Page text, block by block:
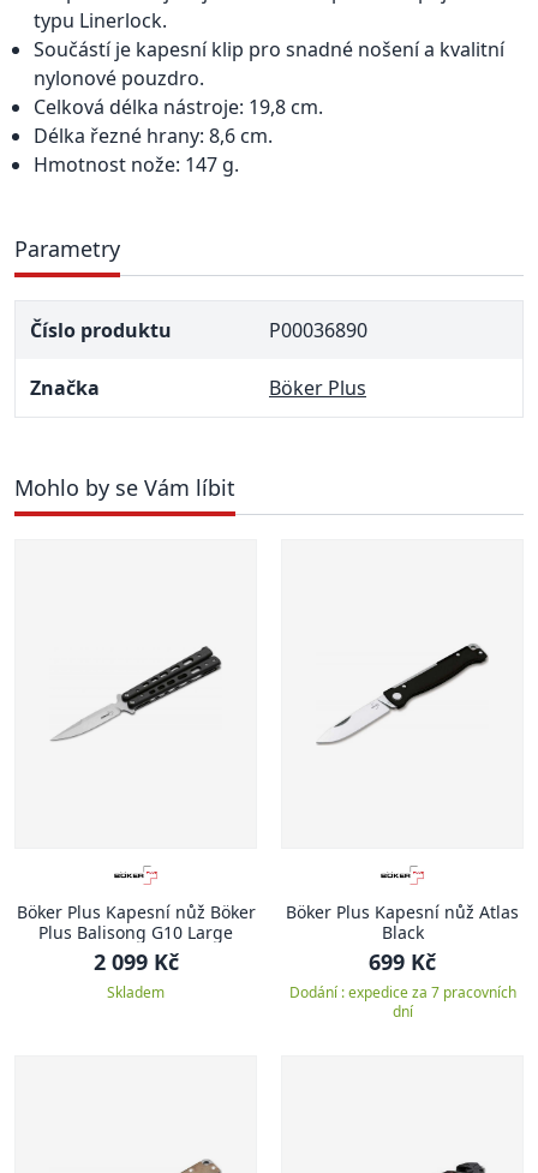
typu Linerlock.
Součástí je kapesní klip pro snadné nošení a kvalitní
nylonové pouzdro.
Celková délka nástroje: 19,8 cm.
Délka řezné hrany: 8,6 cm.
Hmotnost nože: 147 g.
Parametry
Číslo produktu P00036890
Značka Böker Plus
Mohlo by se Vám líbit
Böker Plus Kapesní nůž Böker
Plus Balisong G10 Large
2 099 Kč
Skladem
Böker Plus Kapesní nůž Atlas
Black
699 Kč
Dodání : expedice za 7 pracovních
dní